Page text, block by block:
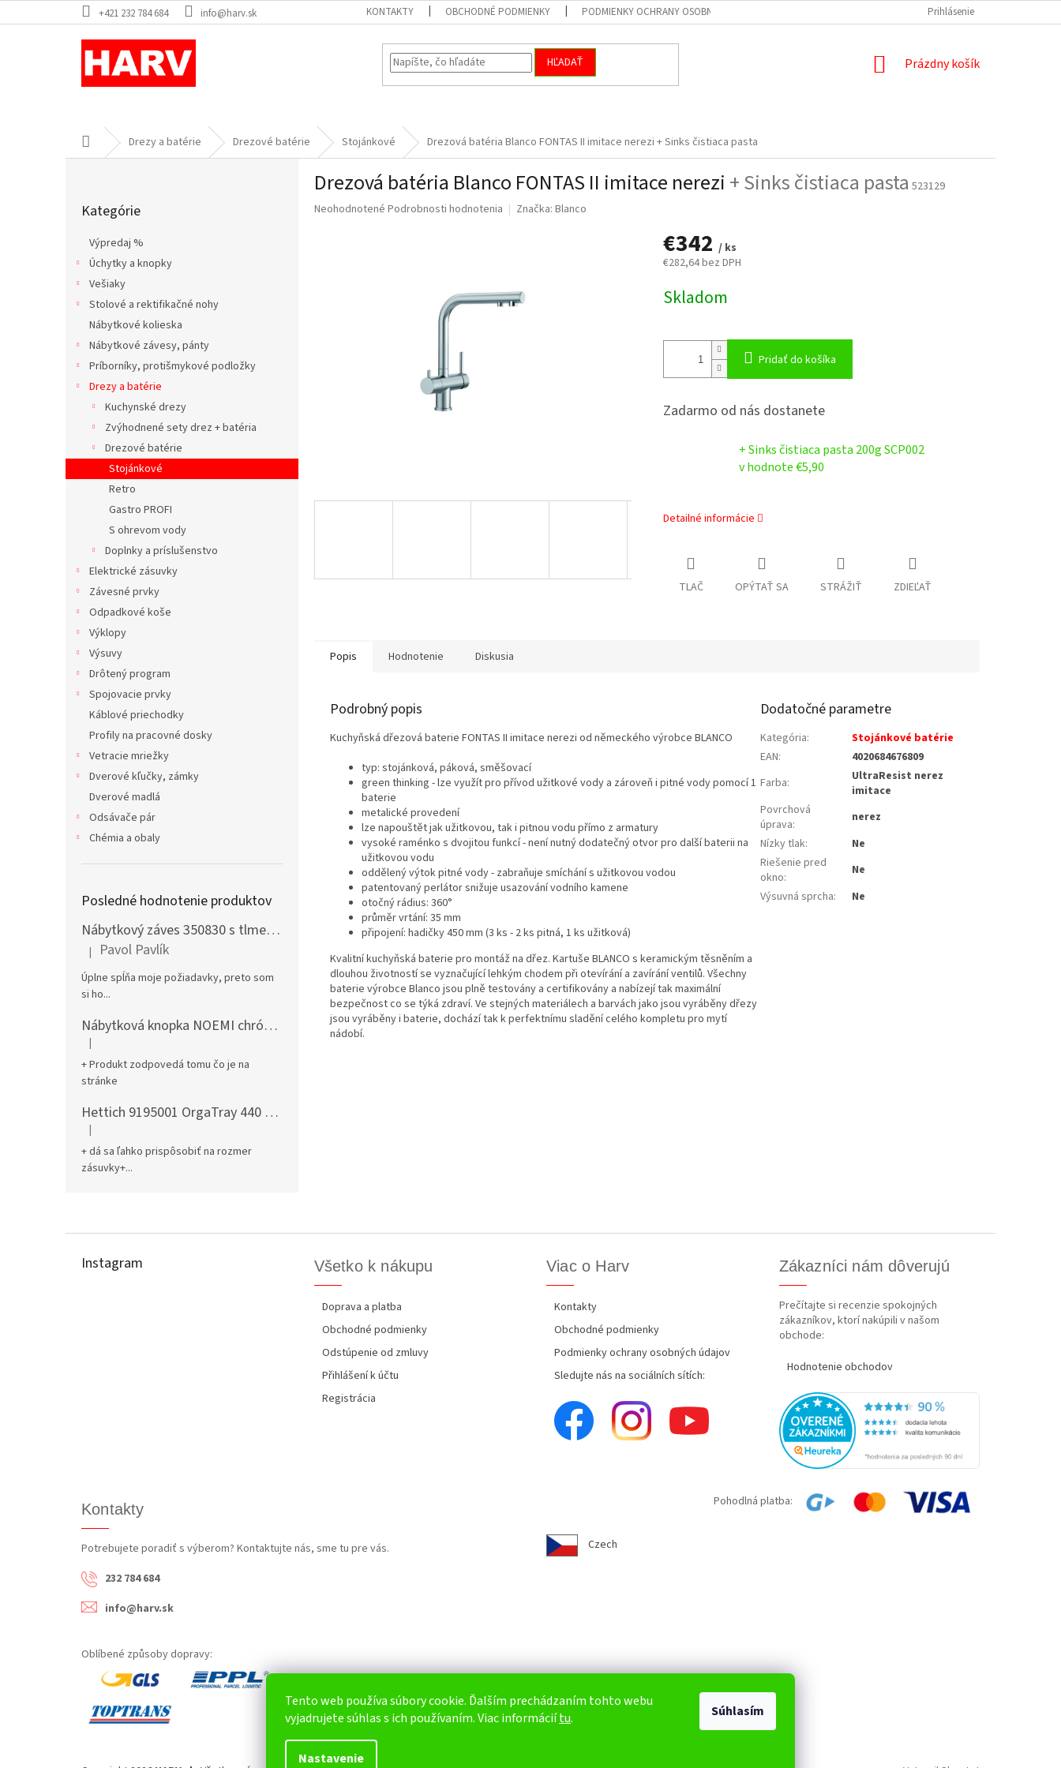
Tento web používa súbory cookie. Ďalším prechádzaním tohto webu
vyjadrujete súhlas s ich používaním. Viac informáciítu.
Nastavenie
Súhlasím
na
+421 232 784 684 info@harv.sk KONTAKTY OBCHODNÉ PODMIENKY PODMIENKY OCHRANY OSOBNÝCH ÚDAJOV REKLAMÁCIA
Prihlásenie
HĽADAŤ
NÁKUPNÝ
Prázdny košík
DomovDrezy a batérie Drezové batérie Stojánkové Drezová batéria Blanco FONTAS II imitace nerezi + Sinks čistiaca pasta
kategórie
Kategórie
Výpredaj %
Úchytky a knopky
Vešiaky
Stolové a rektifikačné nohy
Nábytkové kolieska
Nábytkové závesy, pánty
Príborníky, protišmykové podložky
Drezy a batérie
Kuchynské drezy
Zvýhodnené sety drez + batéria
Drezové batérie
Stojánkové
Retro
Gastro PROFI
S ohrevom vody
Doplnky a príslušenstvo
Elektrické zásuvky
Závesné prvky
Odpadkové koše
Výklopy
Výsuvy
Drôtený program
Spojovacie prvky
Káblové priechodky
Profily na pracovné dosky
Vetracie mriežky
Dverové kľučky, zámky
Dverové madlá
Odsávače pár
Chémia a obaly
Posledné hodnotenie produktov
Nábytkový záves 350830 s tlmením naložený + podložka H0 na vrut
Hodnotenie produktu je 5 z 5 hviezdičiek.
| Pavol Pavlík
Úplne spĺňa moje požiadavky, preto som
si ho...
Nábytková knopka NOEMI chróm satén
Hodnotenie produktu je 5 z 5 hviezdičiek.
|
+ Produkt zodpovedá tomu čo je na
stránke
Hettich 9195001 OrgaTray 440 701-800/441-520 mm antracit
Hodnotenie produktu je 5 z 5 hviezdičiek.
|
+ dá sa ľahko prispôsobiť na rozmer
zásuvky+...
Drezová batéria Blanco FONTAS II imitace nerezi + Sinks čistiaca pasta 523129
Priemerné
Neohodnotené Podrobnosti hodnotenia Značka: Blanco
€342 / ks
€282,64 bez DPH
cena:
Skladom
Pridať do košíka
Zadarmo od nás dostanete
+ Sinks čistiaca pasta 200g SCP002
v hodnote €5,90
Detailné informácie
TLAČ OPÝTAŤ SA STRÁŽIŤ ZDIEĽAŤ
Popis Hodnotenie Diskusia
Podrobný popis
Kuchyňská dřezová baterie FONTAS II imitace nerezi od německého výrobce BLANCO
typ: stojánková, páková, směšovací
green thinking - lze využít pro přívod užitkové vody a zároveň i pitné vody pomocí 1
baterie
metalické provedení
lze napouštět jak užitkovou, tak i pitnou vodu přímo z armatury
vysoké raménko s dvojitou funkcí - není nutný dodatečný otvor pro další baterii na
užitkovou vodu
oddělený výtok pitné vody - zabraňuje smíchání s užitkovou vodou
patentovaný perlátor snižuje usazování vodního kamene
otočný rádius: 360°
průměr vrtání: 35 mm
připojení: hadičky 450 mm (3 ks - 2 ks pitná, 1 ks užitková)
Kvalitní kuchyňská baterie pro montáž na dřez. Kartuše BLANCO s keramickým těsněním a
dlouhou životností se vyznačující lehkým chodem při otevírání a zavírání ventilů. Všechny
baterie výrobce Blanco jsou plně testovány a certifikovány a nabízejí tak maximální
bezpečnost co se týká zdraví. Ve stejných materiálech a barvách jako jsou vyráběny dřezy
jsou vyráběny i baterie, dochází tak k perfektnímu sladění celého kompletu pro mytí
nádobí.
Dodatočné parametre
Kategória:
Stojánkové batérie
EAN:
4020684676809
Farba:
UltraResist nerez
imitace
Povrchová
úprava:
nerez
Nízky tlak:
Ne
Riešenie pred
okno:
Ne
Výsuvná sprcha: Ne
Instagram Všetko k nákupu
Doprava a platba
Obchodné podmienky
Odstúpenie od zmluvy
Přihlášení k účtu
Registrácia
Viac o Harv
Kontakty
Obchodné podmienky
Podmienky ochrany osobných údajov
Sledujte nás na sociálních sítích:
Zákazníci nám dôverujú
Prečítajte si recenzie spokojných
zákazníkov, ktorí nakúpili v našom
obchode:
Hodnotenie obchodov
Kontakty
Potrebujete poradiť s výberom? Kontaktujte nás, sme tu pre vás.
232 784 684
info@harv.sk
Pohodlná platba:
Czech
Oblíbené způsoby dopravy: